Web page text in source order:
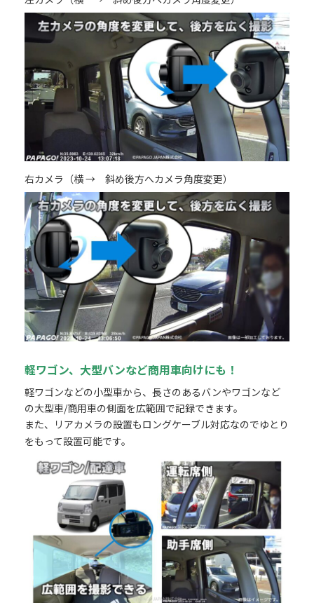
右カメラ（横 → 斜め後方へカメラ角度変更）
軽ワゴン、 大型バンなど商用車向けにも！
軽ワゴンなどの小型車から、長さのあるバンやワゴンなど
の大型車/商用車の側面を広範囲で記録できます。
また、リアカメラの設置もロングケーブル対応なのでゆとり
をもって設置可能です。